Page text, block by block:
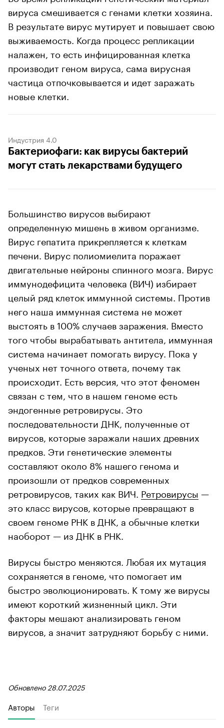
вируса смешивается с генами клетки хозяина.
В результате вирус мутирует и повышает свою
выживаемость. Когда процесс репликации
налажен, то есть инфицированная клетка
производит геном вируса, сама вирусная
частица отпочковывается и идет заражать
новые клетки.
Индустрия 4.0
Бактериофаги: как вирусы бактерий
могут стать лекарствами будущего
Большинство вирусов выбирают
определенную мишень в живом организме.
Вирус гепатита прикрепляется к клеткам
печени. Вирус полиомиелита поражает
двигательные нейроны спинного мозга. Вирус
иммунодефицита человека (ВИЧ) избирает
целый ряд клеток иммунной системы. Против
него наша иммунная система не может
выстоять в 100% случаев заражения. Вместо
того чтобы вырабатывать антитела, иммунная
система начинает помогать вирусу. Пока у
ученых нет точного ответа, почему так
происходит. Есть версия, что этот феномен
связан с тем, что в нашем геноме есть
эндогенные ретровирусы. Это
последовательности ДНК, полученные от
вирусов, которые заражали наших древних
предков. Эти генетические элементы
составляют около 8% нашего генома и
произошли от предков современных
ретровирусов, таких как ВИЧ. Ретровирусы —
это класс вирусов, которые превращают в
своем геноме РНК в ДНК, а обычные клетки
наоборот — из ДНК в РНК.
Вирусы быстро меняются. Любая их мутация
сохраняется в геноме, что помогает им
быстро эволюционировать. К тому же вирусы
имеют короткий жизненный цикл. Эти
факторы мешают анализировать геном
вирусов, а значит затрудняют борьбу с ними.
Обновлено 28.07.2025
Авторы Теги